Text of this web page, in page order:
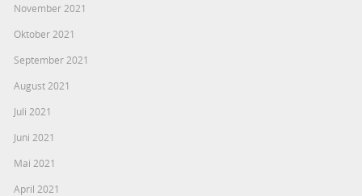
November 2021
Oktober 2021
September 2021
August 2021
Juli 2021
Juni 2021
Mai 2021
April 2021